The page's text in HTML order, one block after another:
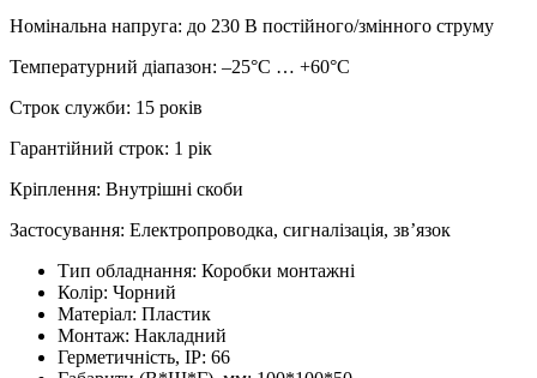
Номінальна напруга: до 230 В постійного/змінного струму
Температурний діапазон: –25°C … +60°C
Строк служби: 15 років
Гарантійний строк: 1 рік
Кріплення: Внутрішні скоби
Застосування: Електропроводка, сигналізація, зв’язок
Тип обладнання: Коробки монтажні
Колір: Чорний
Матеріал: Пластик
Монтаж: Накладний
Герметичність, IP: 66